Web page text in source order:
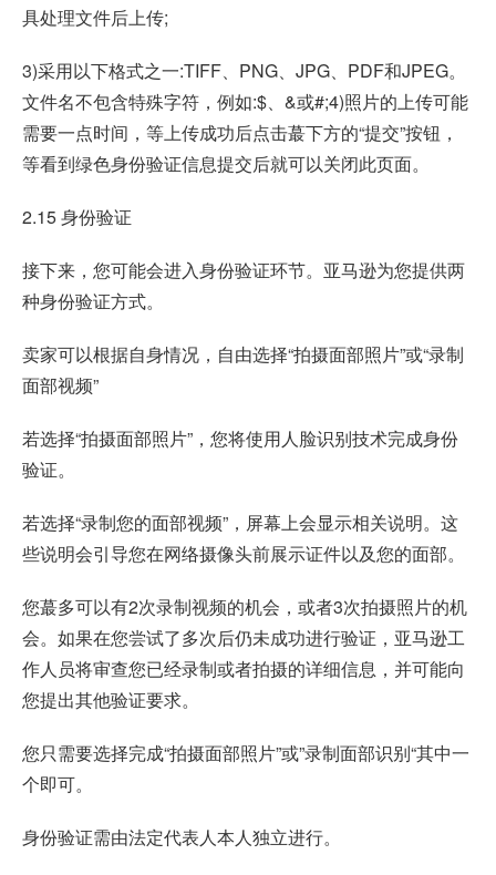
具处理文件后上传;
3)采用以下格式之一:TIFF、PNG、JPG、PDF和JPEG。
文件名不包含特殊字符，例如:$、&或#;4)照片的上传可能
需要一点时间，等上传成功后点击蕞下方的“提交”按钮，
等看到绿色身份验证信息提交后就可以关闭此页面。
2.15 身份验证
接下来，您可能会进入身份验证环节。亚马逊为您提供两
种身份验证方式。
卖家可以根据自身情况，自由选择“拍摄面部照片”或“录制
面部视频”
若选择“拍摄面部照片”，您将使用人脸识别技术完成身份
验证。
若选择“录制您的面部视频”，屏幕上会显示相关说明。这
些说明会引导您在网络摄像头前展示证件以及您的面部。
您蕞多可以有2次录制视频的机会，或者3次拍摄照片的机
会。如果在您尝试了多次后仍未成功进行验证，亚马逊工
作人员将审查您已经录制或者拍摄的详细信息，并可能向
您提出其他验证要求。
您只需要选择完成“拍摄面部照片”或”录制面部识别“其中一
个即可。
身份验证需由法定代表人本人独立进行。